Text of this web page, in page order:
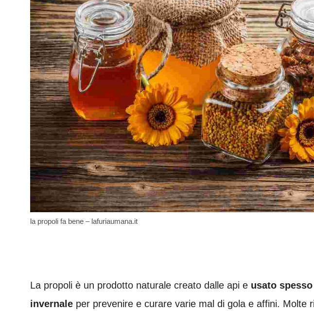
la propoli fa bene – lafuriaumana.it
La propoli è un prodotto naturale creato dalle api e usato
invernale per prevenire e curare varie mal di gola e affini. Molte